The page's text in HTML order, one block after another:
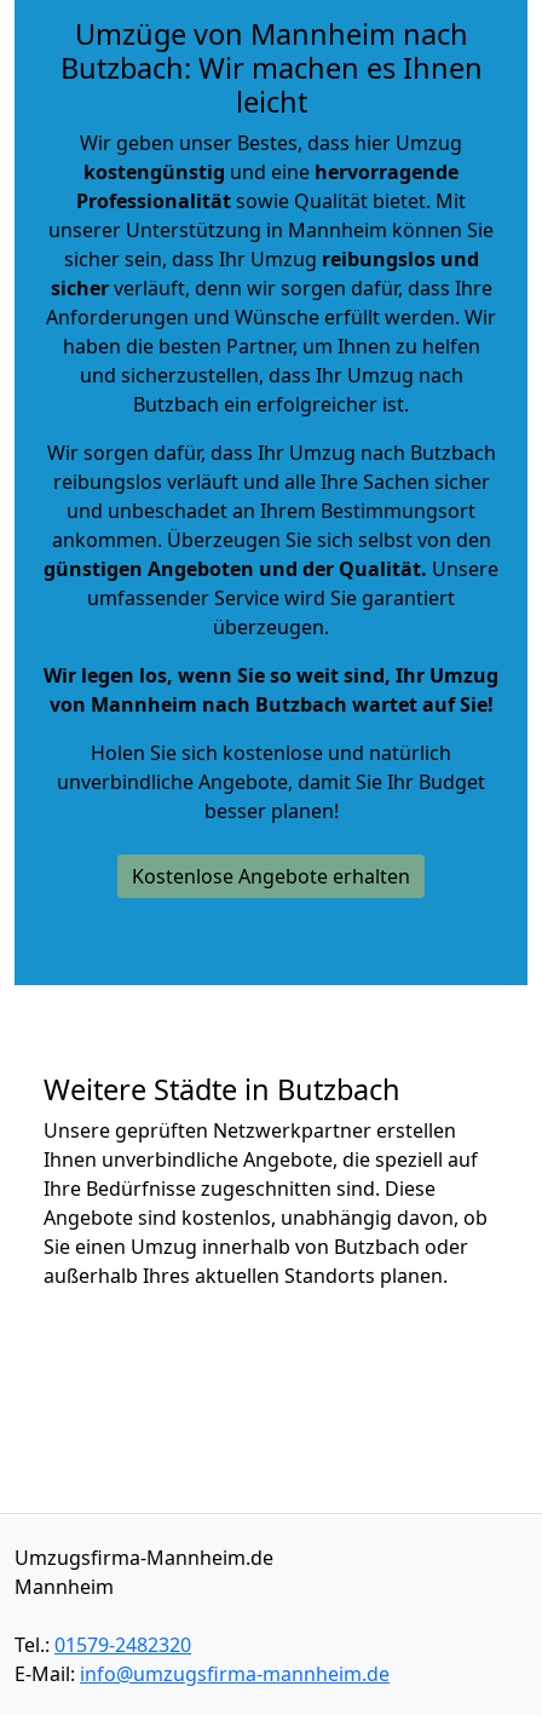
Umzüge von Mannheim nach
Butzbach: Wir machen es Ihnen
leicht
Wir geben unser Bestes, dass hier Umzug
kostengünstig und eine hervorragende
Professionalitätsowie Qualität bietet. Mit
unserer Unterstützung in Mannheim können Sie
sicher sein, dass Ihr Umzug reibungslos und
sicherverläuft, denn wir sorgen dafür, dass Ihre
Anforderungen und Wünsche erfüllt werden. Wir
haben die besten Partner, um Ihnen zu helfen
und sicherzustellen, dass Ihr Umzug nach
Butzbach ein erfolgreicher ist.
Wir sorgen dafür, dass Ihr Umzug nach Butzbach
reibungslos verläuft und alle Ihre Sachen sicher
und unbeschadet an Ihrem Bestimmungsort
ankommen. Überzeugen Sie sich selbst von den
günstigen Angeboten und der Qualität. Unsere
umfassender Service wird Sie garantiert
überzeugen.
Wir legen los, wenn Sie so weit sind, Ihr Umzug
von Mannheim nach Butzbach wartet auf Sie!
Holen Sie sich kostenlose und natürlich
unverbindliche Angebote, damit Sie Ihr Budget
besser planen!
Kostenlose Angebote erhalten
Weitere Städte in Butzbach
Unsere geprüften Netzwerkpartner erstellen
Ihnen unverbindliche Angebote, die speziell auf
Ihre Bedürfnisse zugeschnitten sind. Diese
Angebote sind kostenlos, unabhängig davon, ob
Sie einen Umzug innerhalb von Butzbach oder
außerhalb Ihres aktuellen Standorts planen.
Umzugsfirma-Mannheim.de
Mannheim
Tel.: 01579-2482320
E-Mail: info@umzugsfirma-mannheim.de